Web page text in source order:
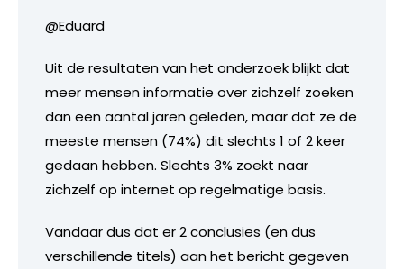
@Eduard
Uit de resultaten van het onderzoek blijkt dat
meer mensen informatie over zichzelf zoeken
dan een aantal jaren geleden, maar dat ze de
meeste mensen (74%) dit slechts 1 of 2 keer
gedaan hebben. Slechts 3% zoekt naar
zichzelf op internet op regelmatige basis.
Vandaar dus dat er 2 conclusies (en dus
verschillende titels) aan het bericht gegeven